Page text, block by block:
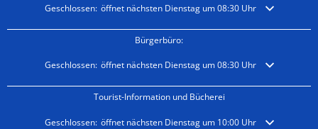
Klicken, um weitere Öffnungs- oder Schließzeiten auszublenden
Geschlossen: öffnet nächsten Dienstag um 08:30 Uhr
Bürgerbüro:
Klicken, um weitere Öffnungs- oder Schließzeiten auszublenden
Geschlossen: öffnet nächsten Dienstag um 08:30 Uhr
Tourist-Information und Bücherei
Klicken, um weitere Öffnungs- oder Schließzeiten auszublenden
Geschlossen: öffnet nächsten Dienstag um 10:00 Uhr